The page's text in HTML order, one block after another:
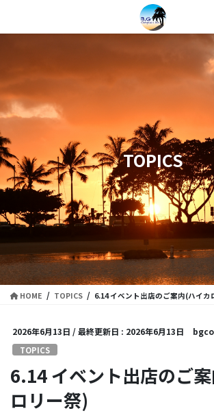
テ
に
移
ゲ
ョ
ン
移
動
TOPICS
HOME TOPICS 6.14 イベント出店のご案内(ハイカ
2026年6月13日 / 最終更新日 : 2026年6月13日
TOPICS
6.14 イベント出店のご
ロリー祭)